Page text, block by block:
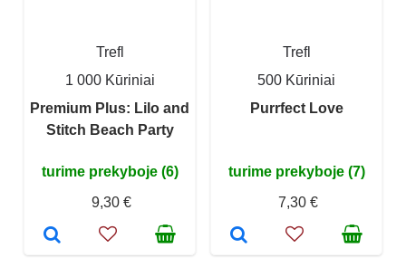
Trefl
1 000 Kūriniai
Premium Plus: Lilo and
Stitch Beach Party
turime prekyboje (6)
9,30 €
Trefl
500 Kūriniai
Purrfect Love
turime prekyboje (7)
7,30 €